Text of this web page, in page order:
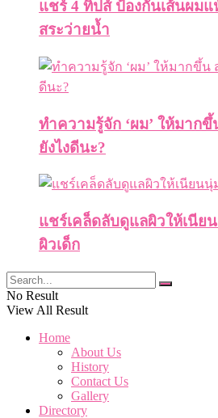
แชร์ 4 ทิปส์ ป้องกันเส้นผมแ
สระว่ายน้ำ
ทำความรู้จัก ‘ผม’ ให้มาก
ยังไงดีนะ?
แชร์เคล็ดลับดูแลผิวให้เนีย
ผิวเด็ก
No Result
View All Result
Home
About Us
History
Contact Us
Gallery
Directory